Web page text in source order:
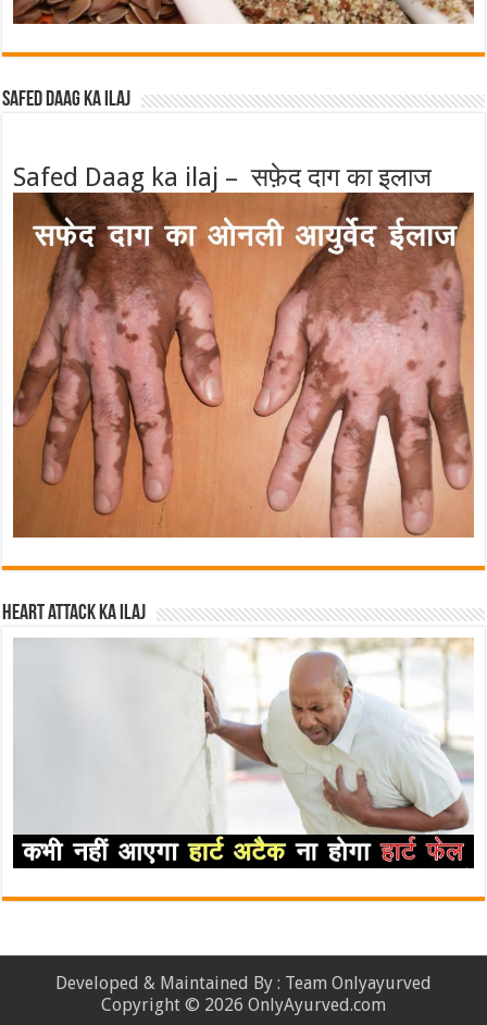
Safed Daag ka ilaj
Safed Daag ka ilaj – सफ़ेद दाग का इलाज
Heart attack ka ilaj
Developed & Maintained By : Team Onlyayurved
Copyright © 2026 OnlyAyurved.com